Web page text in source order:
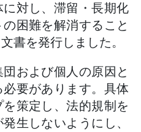
対し、滞留・長期化
困難を解消すること
書を発行しました。
および個人の原因と
要があります。具体
策定し、法的規制を
生しないようにし、